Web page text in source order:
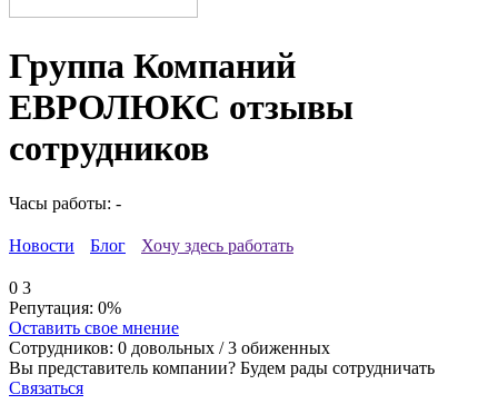
Группа Компаний
ЕВРОЛЮКС отзывы
сотрудников
Часы работы: -
Новости Блог Хочу здесь работать
0 3
Репутация: 0%
Оставить свое мнение
Сотрудников: 0 довольных /3 обиженных
Вы представитель компании? Будем рады сотрудничать
Связаться